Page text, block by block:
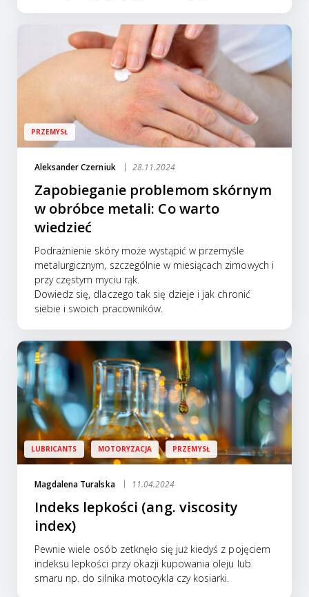
PRZEMYSŁ
Aleksander Czerniuk 28.11.2024
Zapobieganie problemom skórnym
w obróbce metali: Co warto
wiedzieć
Podrażnienie skóry może wystąpić w przemyśle
metalurgicznym, szczególnie w miesiącach zimowych i
przy częstym myciu rąk.
Dowiedz się, dlaczego tak się dzieje i jak chronić
siebie i swoich pracowników.
LUBRICANTS MOTORYZACJA PRZEMYSŁ
Magdalena Turalska 11.04.2024
Indeks lepkości (ang. viscosity
index)
Pewnie wiele osób zetknęło się już kiedyś z pojęciem
indeksu lepkości przy okazji kupowania oleju lub
smaru np. do silnika motocykla czy kosiarki.